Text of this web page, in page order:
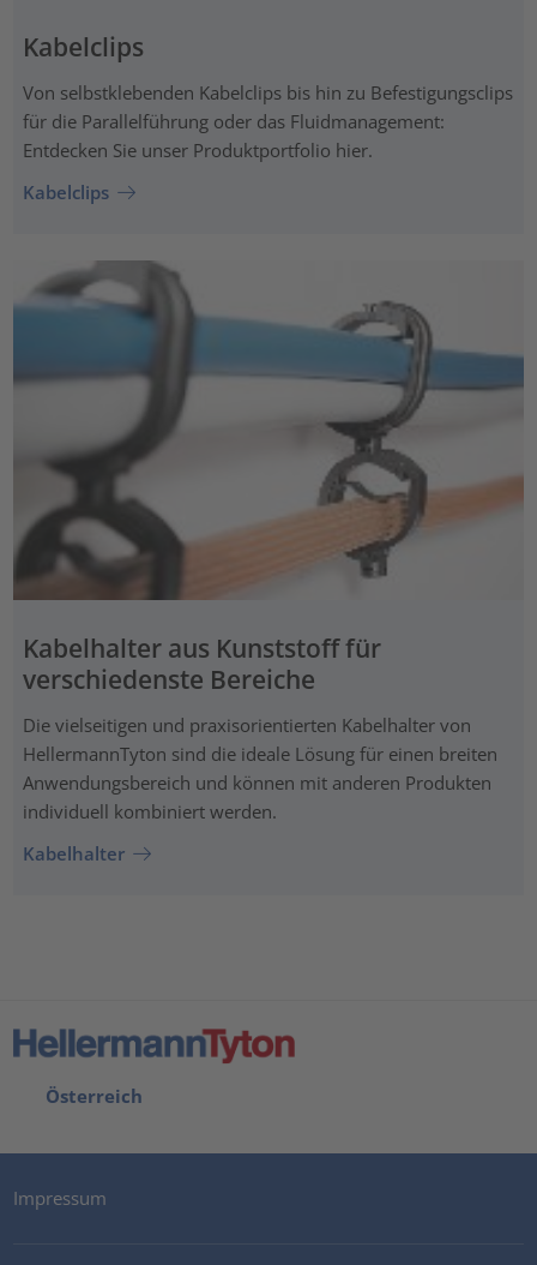
Kabelclips
Von selbstklebenden Kabelclips bis hin zu Befestigungsclips
für die Parallelführung oder das Fluidmanagement:
Entdecken Sie unser Produktportfolio hier.
Kabelclips
Kabelhalter aus Kunststoff für
verschiedenste Bereiche
Die vielseitigen und praxisorientierten Kabelhalter von
HellermannTyton sind die ideale Lösung für einen breiten
Anwendungsbereich und können mit anderen Produkten
individuell kombiniert werden.
Kabelhalter
Österreich
Impressum